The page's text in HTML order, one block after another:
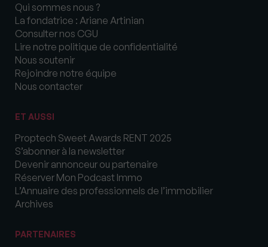
Qui sommes nous ?
La fondatrice : Ariane Artinian
Consulter nos CGU
Lire notre politique de confidentialité
Nous soutenir
Rejoindre notre équipe
Nous contacter
ET AUSSI
Proptech Sweet Awards RENT 2025
S’abonner à la newsletter
Devenir annonceur ou partenaire
Réserver Mon Podcast Immo
L’Annuaire des professionnels de l’immobilier
Archives
PARTENAIRES